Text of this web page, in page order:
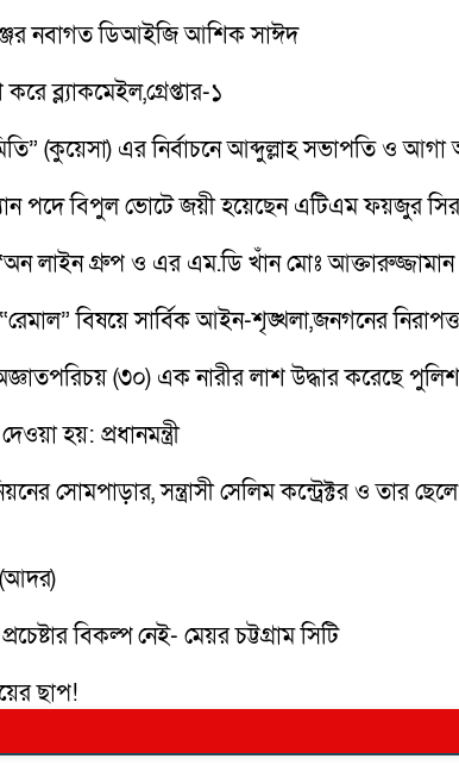
নবাগত ডিআইজি আশিক সাঈদ
ব্ল্যাকমেইল,গ্রেপ্তার-১
সমিতি” (কুয়েসা) এর নির্বাচনে আব্দুল্লাহ সভাপতি ও
পদে বিপুল ভোটে জয়ী হয়েছেন এটিএম ফয়জুর
লাইন গ্রুপ ও এর এম.ডি খাঁন মোঃ
বিষয়ে সার্বিক আইন-শৃঙ্খলা,জনগনের
(৩০) এক নারীর লাশ উদ্ধার করেছে
হয়: প্রধানমন্ত্রী
সোমপাড়ার, সন্ত্রাসী সেলিম কন্ট্রেক্টর ও তার
(আদর)
বিকল্প নেই- মেয়র চট্টগ্রাম সিটি
ছাপ!